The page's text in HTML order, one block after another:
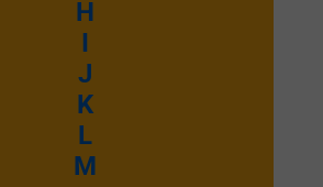
H
I
J
K
L
M
wò Ɖela
Emmanuel Septembre 2025